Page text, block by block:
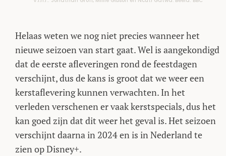
Helaas weten we nog niet precies wanneer het
nieuwe seizoen van start gaat. Wel is aangekondigd
dat de eerste afleveringen rond de feestdagen
verschijnt, dus de kans is groot dat we weer een
kerstaflevering kunnen verwachten. In het
verleden verschenen er vaak kerstspecials, dus het
kan goed zijn dat dit weer het geval is. Het seizoen
verschijnt daarna in 2024 en is in Nederland te
zien op Disney+.